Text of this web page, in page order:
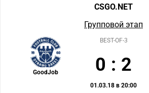
CSGO.NET
Групповой этап
GoodJob
BEST-OF-3
0 : 2
01.03.18 в 20:00